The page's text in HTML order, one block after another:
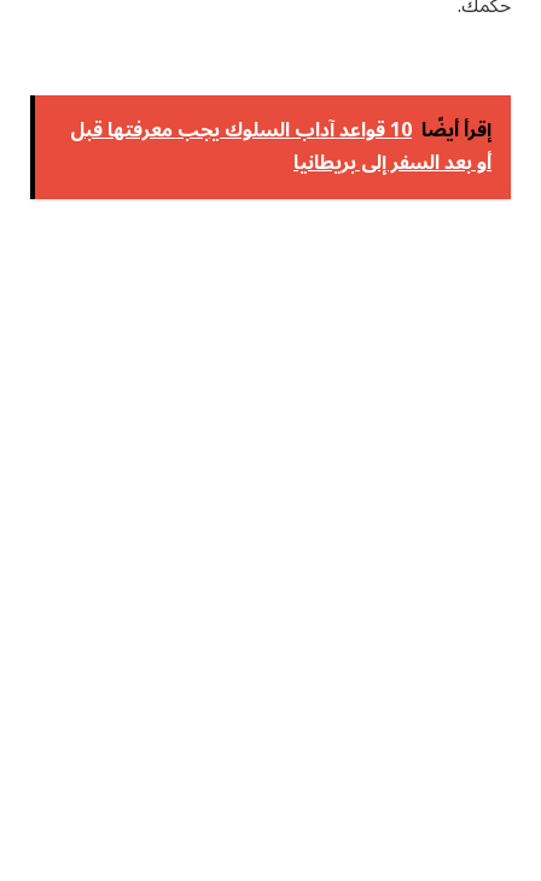
إقرأ أيضًا 10 قواعد آداب السلوك يجب معرفتها قبل
أو بعد السفر إلى بريطانيا